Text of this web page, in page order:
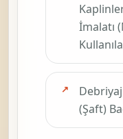
İmalatı
(Şaft)